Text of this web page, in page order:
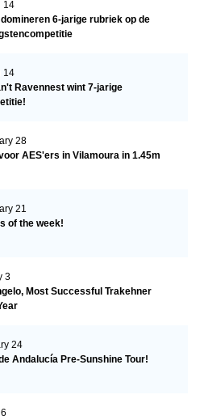
14
6-jarige rubriek op de
14
Ravennest wint 7-jarige
28
AES'ers in Vilamoura in 1.45m
21
of the week!
3
Most Successful Trakehner
24
Andalucía Pre-Sunshine Tour!